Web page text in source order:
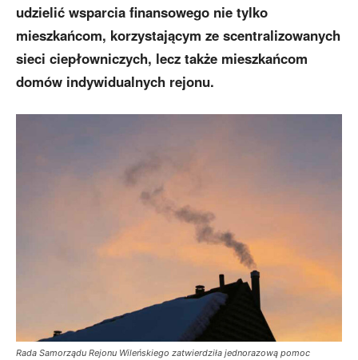
udzielić wsparcia finansowego nie tylko
mieszkańcom, korzystającym ze scentralizowanych
sieci ciepłowniczych, lecz także mieszkańcom
domów indywidualnych rejonu.
Rada Samorządu Rejonu Wileńskiego zatwierdziła jednorazową pomoc